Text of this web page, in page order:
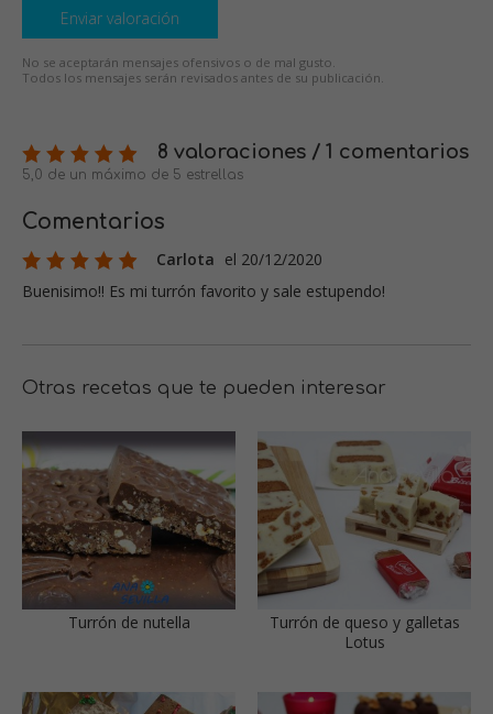
Enviar valoración
No se aceptarán mensajes ofensivos o de mal gusto.
Todos los mensajes serán revisados antes de su publicación.
8 valoraciones / 1 comentarios
5,0 de un máximo de 5 estrellas
Comentarios
Carlota el 20/12/2020
Buenisimo!! Es mi turrón favorito y sale estupendo!
Otras recetas que te pueden interesar
Turrón de nutella
Turrón de queso y galletas
Lotus